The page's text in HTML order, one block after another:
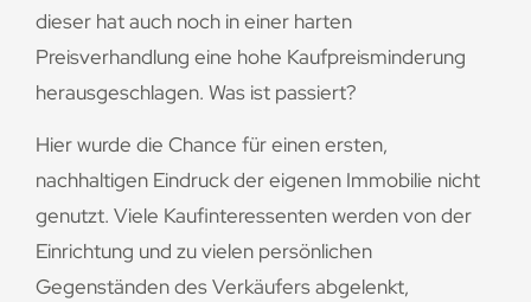
dieser hat auch noch in einer harten
Preisverhandlung eine hohe Kaufpreisminderung
herausgeschlagen. Was ist passiert?
Hier wurde die Chance für einen ersten,
nachhaltigen Eindruck der eigenen Immobilie nicht
genutzt. Viele Kaufinteressenten werden von der
Einrichtung und zu vielen persönlichen
Gegenständen des Verkäufers abgelenkt,